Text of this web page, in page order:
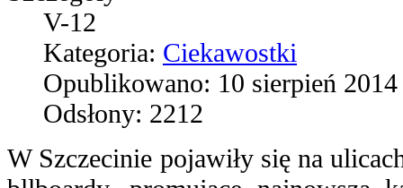
V-12
Kategoria: Ciekawostki
Opublikowano: 10 sierpień 2014
Odsłony: 2212
W Szczecinie pojawiły się na